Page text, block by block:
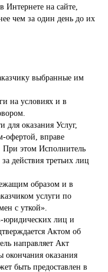
на сайте,
чем за один день до их
выбранные им
на условиях и в
для оказания Услуг,
офертой, вправе
При этом Исполнитель
действия третьих лиц
образом и в
услуги по
с уткой».
юридических лиц и
Актом об
направляет Акт
окончания оказания
быть предоставлен в